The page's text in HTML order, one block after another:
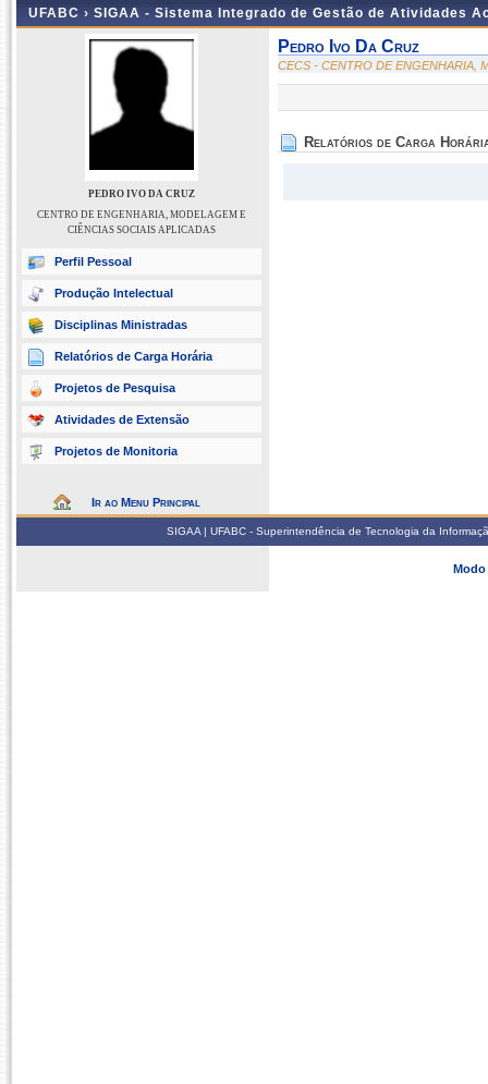
UFABC › SIGAA - Sistema Integrado de Gestão de Atividades
PEDRO IVO DA CRUZ
CENTRO DE ENGENHARIA, MODELAGEM E
CIÊNCIAS SOCIAIS APLICADAS
Perfil Pessoal
Produção Intelectual
Disciplinas Ministradas
Relatórios de Carga Horária
Projetos de Pesquisa
Atividades de Extensão
Projetos de Monitoria
Ir ao Menu Principal
Pedro Ivo Da Cruz
CECS - CENTRO DE ENGENHARIA,
Relatórios de Carga
SIGAA | UFABC - Superintendência de Tecnologia da
Modo